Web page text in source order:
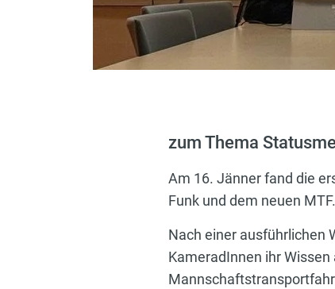
zum Thema
Am 16. Jänner fand die
Funk und dem neuen MTF.
Nach einer ausführlichen
KameradInnen ihr